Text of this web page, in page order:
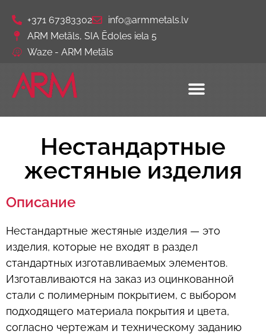
+371 67383302
info@armmetals.lv
ARM Metāls, SIA Ēdoles iela 5
Waze - ARM Metāls
Нестандартные
жестяные изделия
Описание
Нестандартные жестяные изделия — это
изделия, которые не входят в раздел
стандартных изготавливаемых элементов.
Изготавливаются на заказ из оцинкованной
стали с полимерным покрытием, с выбором
подходящего материала покрытия и цвета,
согласно чертежам и техническому заданию